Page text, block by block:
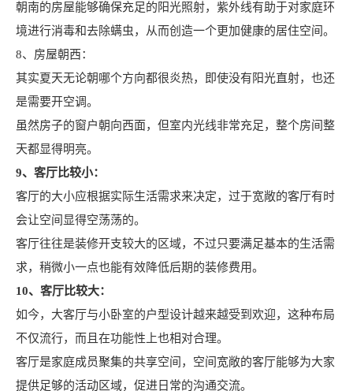
朝南的房屋能够确保充足的阳光照射，紫外线有助于对家庭环
境进行消毒和去除螨虫，从而创造一个更加健康的居住空间。
8、房屋朝西：
其实夏天无论朝哪个方向都很炎热，即使没有阳光直射，也还
是需要开空调。
虽然房子的窗户朝向西面，但室内光线非常充足，整个房间整
天都显得明亮。
9、客厅比较小：
客厅的大小应根据实际生活需求来决定，过于宽敞的客厅有时
会让空间显得空荡荡的。
客厅往往是装修开支较大的区域，不过只要满足基本的生活需
求，稍微小一点也能有效降低后期的装修费用。
10、客厅比较大：
如今，大客厅与小卧室的户型设计越来越受到欢迎，这种布局
不仅流行，而且在功能性上也相对合理。
客厅是家庭成员聚集的共享空间，空间宽敞的客厅能够为大家
提供足够的活动区域，促进日常的沟通交流。